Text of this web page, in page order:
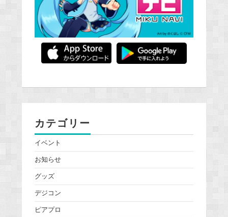
カテゴリー
イベント
お知らせ
グッズ
デジコン
ピアプロ